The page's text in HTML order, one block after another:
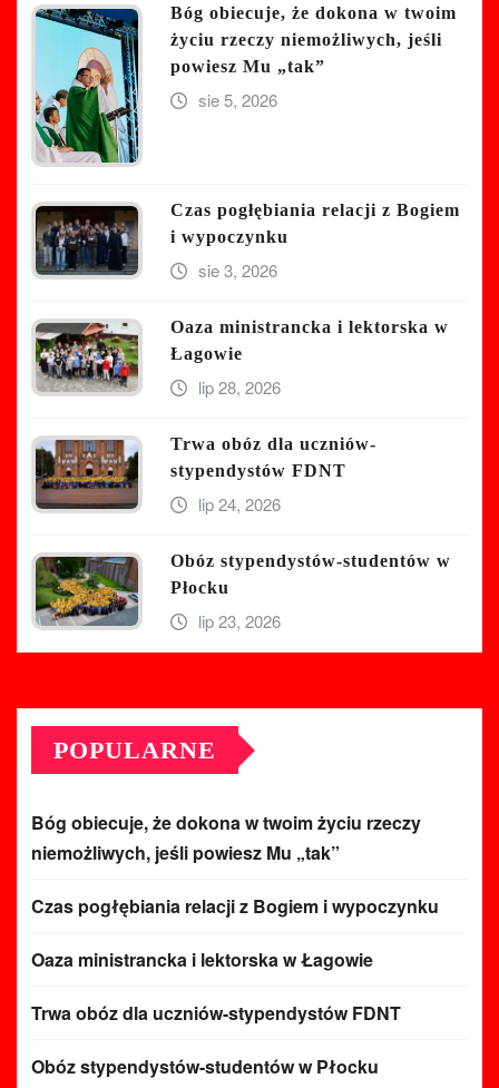
Bóg obiecuje, że dokona w twoim
życiu rzeczy niemożliwych, jeśli
powiesz Mu „tak”
sie 5, 2026
Czas pogłębiania relacji z Bogiem
i wypoczynku
sie 3, 2026
Oaza ministrancka i lektorska w
Łagowie
lip 28, 2026
Trwa obóz dla uczniów-
stypendystów FDNT
lip 24, 2026
Obóz stypendystów-studentów w
Płocku
lip 23, 2026
POPULARNE
Bóg obiecuje, że dokona w twoim życiu rzeczy
niemożliwych, jeśli powiesz Mu „tak”
Czas pogłębiania relacji z Bogiem i wypoczynku
Oaza ministrancka i lektorska w Łagowie
Trwa obóz dla uczniów-stypendystów FDNT
Obóz stypendystów-studentów w Płocku